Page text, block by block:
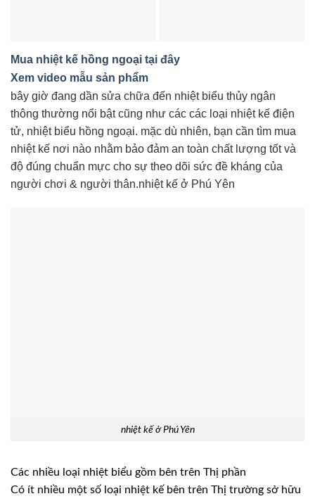
Mua nhiệt kế hồng ngoại tại đây
Xem video mẫu sản phẩm
bây giờ đang dần sửa chữa đến nhiệt biểu thủy ngân
thông thường nổi bật cũng như các các loại nhiệt kế điện
tử, nhiệt biểu hồng ngoại. mặc dù nhiên, bạn cần tìm mua
nhiệt kế nơi nào nhằm bảo đảm an toàn chất lượng tốt và
độ đúng chuẩn mực cho sự theo dõi sức đề kháng của
người chơi & người thân.nhiệt kế ở Phú Yên
nhiệt kế ở Phú Yên
Các nhiều loại nhiệt biểu gồm bên trên Thị phần
Có ít nhiều một số loại nhiệt kế bên trên Thị trường sở hữu